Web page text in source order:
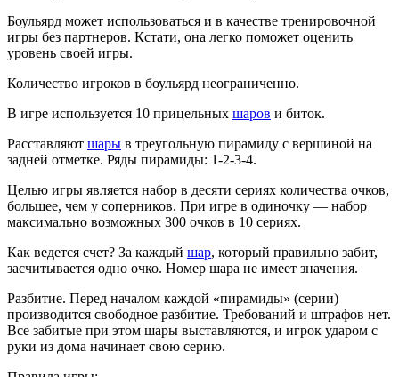
Боульярд может использоваться и в качестве тренировочной
игры без партнеров. Кстати, она легко поможет оценить
уровень своей игры.
Количество игроков в боульярд неограниченно.
В игре используется 10 прицельных шаров и биток.
Расставляют шары в треугольную пирамиду с вершиной на
задней отметке. Ряды пирамиды: 1-2-3-4.
Целью игры является набор в десяти сериях количества очков,
большее, чем у соперников. При игре в одиночку — набор
максимально возможных 300 очков в 10 сериях.
Как ведется счет? За каждый шар, который правильно забит,
засчитывается одно очко. Номер шара не имеет значения.
Разбитие. Перед началом каждой «пирамиды» (серии)
производится свободное разбитие. Требований и штрафов нет.
Все забитые при этом шары выставляются, и игрок ударом с
руки из дома начинает свою серию.